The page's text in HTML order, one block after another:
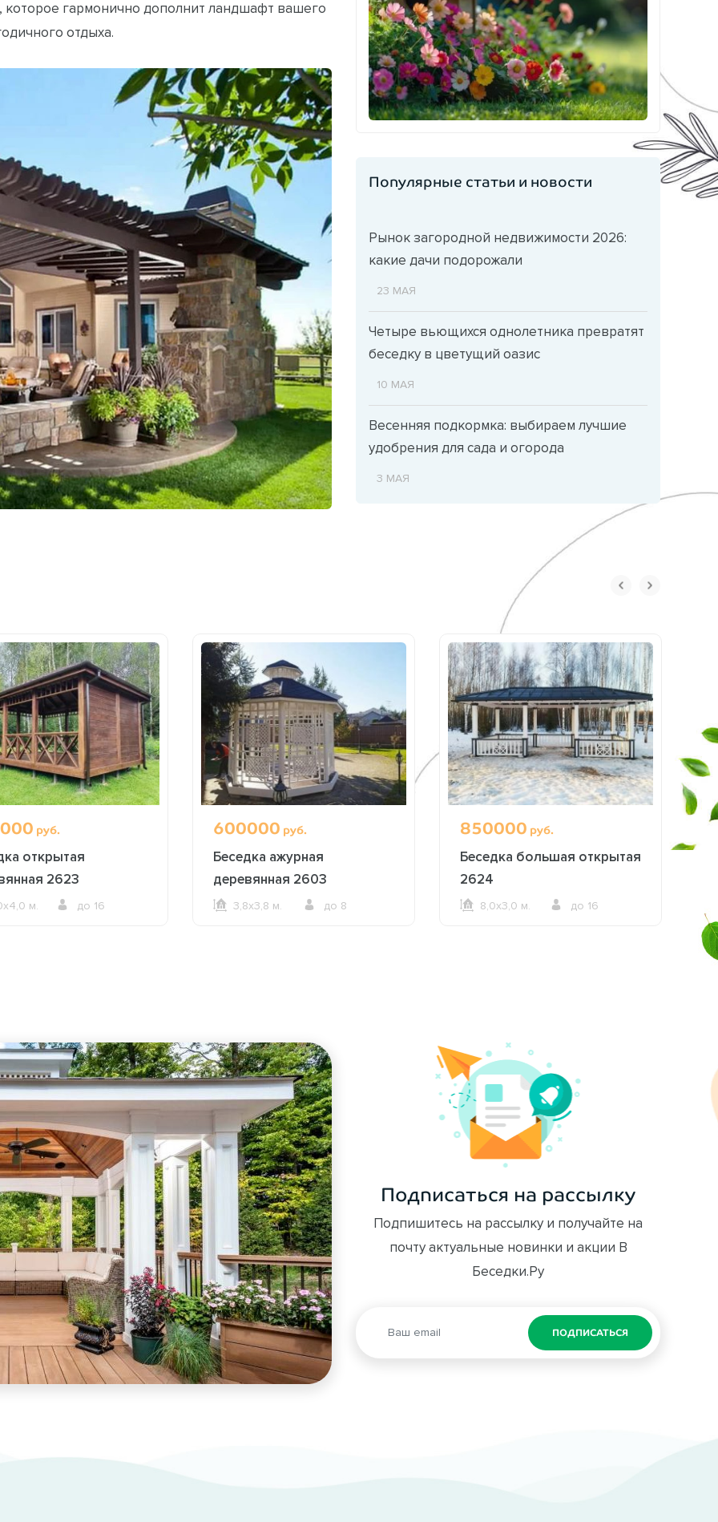
гармонично дополнит ландшафт вашего
отдыха.
Популярные статьи и новости
Рынок загородной недвижимости 2026:
какие дачи подорожали
23 МАЯ
Четыре вьющихся однолетника превратят
беседку в цветущий оазис
10 МАЯ
Весенняя подкормка: выбираем лучшие
удобрения для сада и огорода
3 МАЯ
руб.
открытая
2623
м. до 16
600000 руб.
Беседка ажурная
деревянная 2603
3,8х3,8 м. до 8
850000 руб.
Беседка большая открытая
2624
8,0х3,0 м. до 16
Подписаться на рассылку
Подпишитесь на рассылку и получайте на
почту актуальные новинки и акции В
Беседки.Ру
ПОДПИСАТЬСЯ